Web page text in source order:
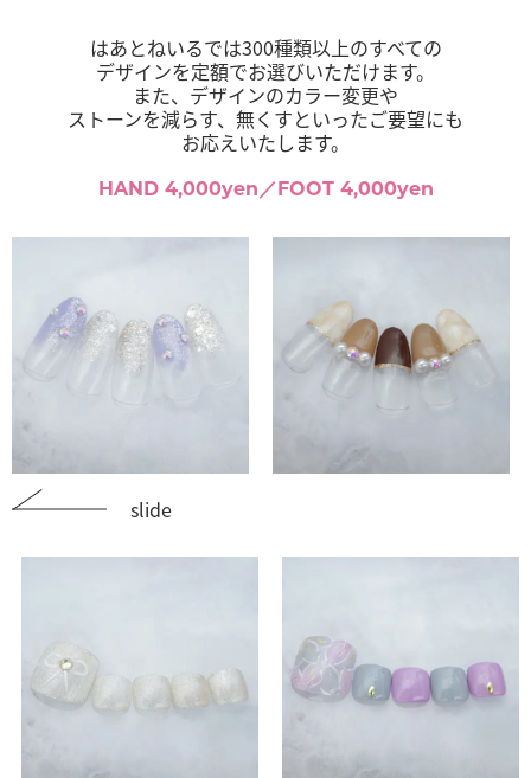
はあとねいるでは300種類以上のすべての
デザインを定額でお選びいただけます。
また、デザインのカラー変更や
ストーンを減らす、無くすといったご要望にも
お応えいたします。
HAND 4,000yen／FOOT 4,000yen
slide